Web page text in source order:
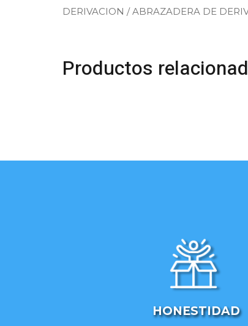
DERIVACION / ABRAZADERA DE
Productos
HONESTIDAD